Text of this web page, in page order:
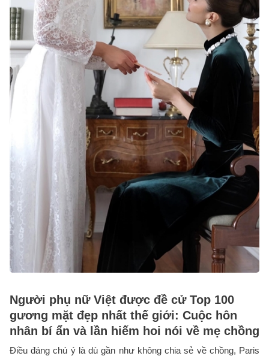
Người phụ nữ Việt được đề cử Top 100
gương mặt đẹp nhất thế giới: Cuộc hôn
nhân bí ẩn và lần hiếm hoi nói về mẹ chồng
Điều đáng chú ý là dù gần như không chia sẻ về chồng, Paris